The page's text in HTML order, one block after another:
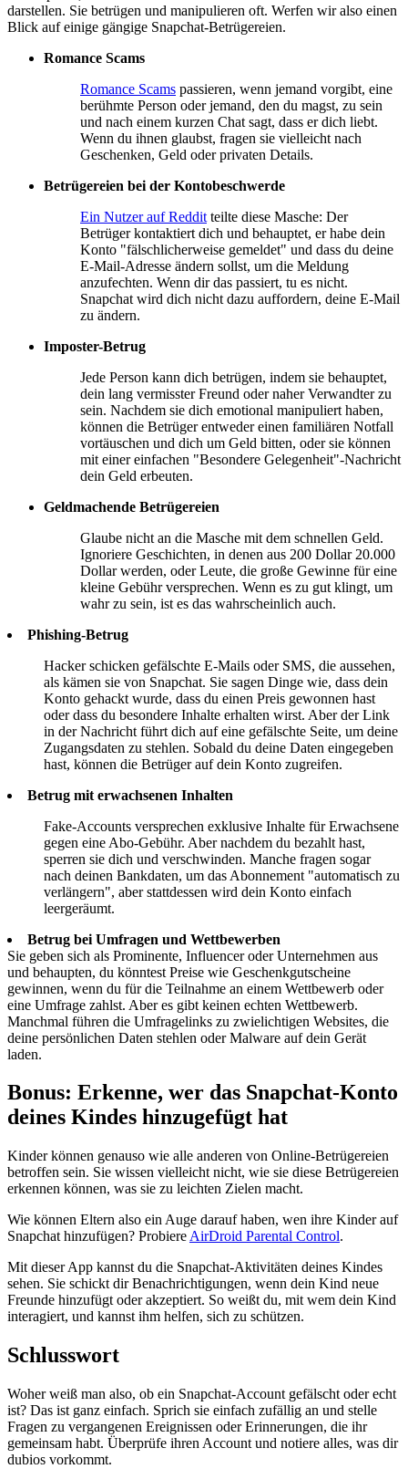
darstellen. Sie betrügen und manipulieren oft. Werfen wir also einen
Blick auf einige gängige Snapchat-Betrügereien.
Romance Scams
Romance Scams passieren, wenn jemand vorgibt, eine
berühmte Person oder jemand, den du magst, zu sein
und nach einem kurzen Chat sagt, dass er dich liebt.
Wenn du ihnen glaubst, fragen sie vielleicht nach
Geschenken, Geld oder privaten Details.
Betrügereien bei der Kontobeschwerde
Ein Nutzer auf Reddit teilte diese Masche: Der
Betrüger kontaktiert dich und behauptet, er habe dein
Konto "fälschlicherweise gemeldet" und dass du deine
E-Mail-Adresse ändern sollst, um die Meldung
anzufechten. Wenn dir das passiert, tu es nicht.
Snapchat wird dich nicht dazu auffordern, deine E-Mail
zu ändern.
Imposter-Betrug
Jede Person kann dich betrügen, indem sie behauptet,
dein lang vermisster Freund oder naher Verwandter zu
sein. Nachdem sie dich emotional manipuliert haben,
können die Betrüger entweder einen familiären Notfall
vortäuschen und dich um Geld bitten, oder sie können
mit einer einfachen "Besondere Gelegenheit"-Nachricht
dein Geld erbeuten.
Geldmachende Betrügereien
Glaube nicht an die Masche mit dem schnellen Geld.
Ignoriere Geschichten, in denen aus 200 Dollar 20.000
Dollar werden, oder Leute, die große Gewinne für eine
kleine Gebühr versprechen. Wenn es zu gut klingt, um
wahr zu sein, ist es das wahrscheinlich auch.
Phishing-Betrug
Hacker schicken gefälschte E-Mails oder SMS, die aussehen,
als kämen sie von Snapchat. Sie sagen Dinge wie, dass dein
Konto gehackt wurde, dass du einen Preis gewonnen hast
oder dass du besondere Inhalte erhalten wirst. Aber der Link
in der Nachricht führt dich auf eine gefälschte Seite, um deine
Zugangsdaten zu stehlen. Sobald du deine Daten eingegeben
hast, können die Betrüger auf dein Konto zugreifen.
Betrug mit erwachsenen Inhalten
Fake-Accounts versprechen exklusive Inhalte für Erwachsene
gegen eine Abo-Gebühr. Aber nachdem du bezahlt hast,
sperren sie dich und verschwinden. Manche fragen sogar
nach deinen Bankdaten, um das Abonnement "automatisch zu
verlängern", aber stattdessen wird dein Konto einfach
leergeräumt.
Betrug bei Umfragen und Wettbewerben
Sie geben sich als Prominente, Influencer oder Unternehmen aus
und behaupten, du könntest Preise wie Geschenkgutscheine
gewinnen, wenn du für die Teilnahme an einem Wettbewerb oder
eine Umfrage zahlst. Aber es gibt keinen echten Wettbewerb.
Manchmal führen die Umfragelinks zu zwielichtigen Websites, die
deine persönlichen Daten stehlen oder Malware auf dein Gerät
laden.
Bonus: Erkenne, wer das Snapchat-Konto
deines Kindes hinzugefügt hat
Kinder können genauso wie alle anderen von Online-Betrügereien
betroffen sein. Sie wissen vielleicht nicht, wie sie diese Betrügereien
erkennen können, was sie zu leichten Zielen macht.
Wie können Eltern also ein Auge darauf haben, wen ihre Kinder auf
Snapchat hinzufügen? Probiere AirDroid Parental Control.
Mit dieser App kannst du die Snapchat-Aktivitäten deines Kindes
sehen. Sie schickt dir Benachrichtigungen, wenn dein Kind neue
Freunde hinzufügt oder akzeptiert. So weißt du, mit wem dein Kind
interagiert, und kannst ihm helfen, sich zu schützen.
Schlusswort
Woher weiß man also, ob ein Snapchat-Account gefälscht oder echt
ist? Das ist ganz einfach. Sprich sie einfach zufällig an und stelle
Fragen zu vergangenen Ereignissen oder Erinnerungen, die ihr
gemeinsam habt. Überprüfe ihren Account und notiere alles, was dir
dubios vorkommt.